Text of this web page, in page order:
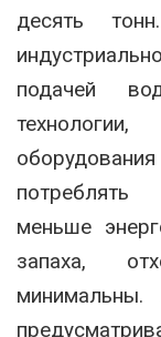
десять
подачей
потреблять
меньше
запаха,
минимальны.